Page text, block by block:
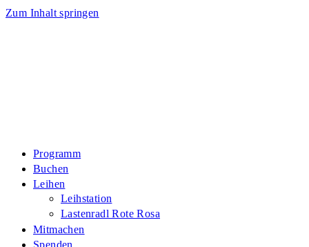
Zum Inhalt springen
Programm
Buchen
Leihen
Leihstation
Lastenradl Rote Rosa
Mitmachen
Spenden